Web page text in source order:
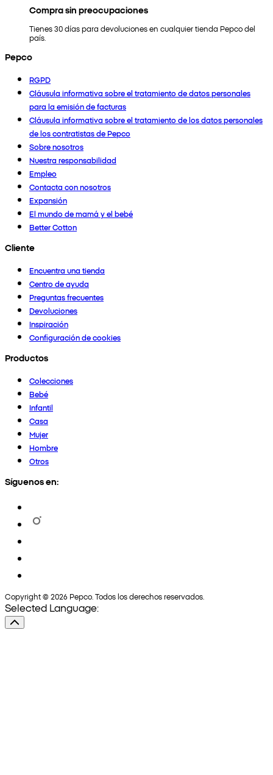
Compra sin preocupaciones
Tienes 30 días para devoluciones en cualquier tienda Pepco del
país.
Pepco
RGPD
Cláusula informativa sobre el tratamiento de datos personales
para la emisión de facturas
Cláusula informativa sobre el tratamiento de los datos personales
de los contratistas de Pepco
Sobre nosotros
Nuestra responsabilidad
Empleo
Contacta con nosotros
Expansión
El mundo de mamá y el bebé
Better Cotton
Cliente
Encuentra una tienda
Centro de ayuda
Preguntas frecuentes
Devoluciones
Inspiración
Configuración de cookies
Productos
Colecciones
Bebé
Infantil
Casa
Mujer
Hombre
Otros
Síguenos en:
Copyright © 2026 Pepco. Todos los derechos reservados.
Selected Language: